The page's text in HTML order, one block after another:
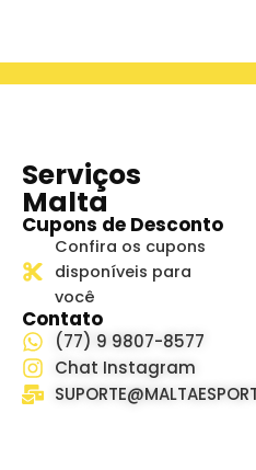
Serviços
Malta
Cupons de Desconto
Confira os cupons
disponíveis para
você
Contato
(77) 9 9807-8577
Chat Instagram